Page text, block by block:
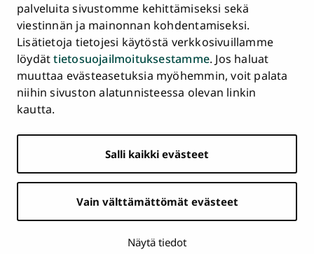
palveluita sivustomme kehittämiseksi sekä
viestinnän ja mainonnan kohdentamiseksi.
Lisätietoja tietojesi käytöstä verkkosivuillamme
löydättietosuojailmoituksestamme. Jos haluat
muuttaa evästeasetuksia myöhemmin, voit palata
niihin sivuston alatunnisteessa olevan linkin
kautta.
Salli kaikki evästeet
Vain välttämättömät evästeet
Näytä tiedot
Palaute
Intranet ja sähköiset työkalut
Evästeasetukset
Päävalikko
alatunnisteessa
ETUSIVU
YHTEISTYÖ
Turun
yliopisto
Facebookissa
Turun
yliopisto
Instagramissa
TurunTurunTurunTurun